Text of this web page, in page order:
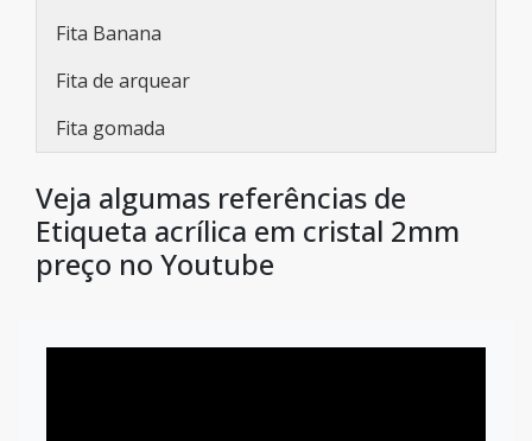
Fita Banana
Fita de arquear
Fita gomada
Veja algumas referências de
Etiqueta acrílica em cristal 2mm
preço no Youtube